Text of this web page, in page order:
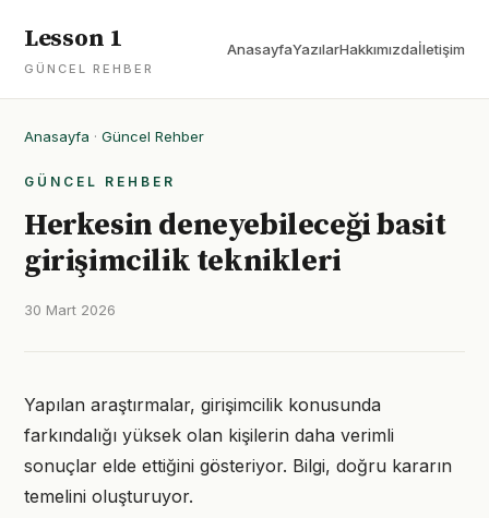
Lesson 1
GÜNCEL REHBER
AnasayfaYazılarHakkımızdaİletişim
Anasayfa · Güncel Rehber
GÜNCEL REHBER
Herkesin deneyebileceği basit
girişimcilik teknikleri
30 Mart 2026
Yapılan araştırmalar, girişimcilik konusunda
farkındalığı yüksek olan kişilerin daha verimli
sonuçlar elde ettiğini gösteriyor. Bilgi, doğru kararın
temelini oluşturuyor.